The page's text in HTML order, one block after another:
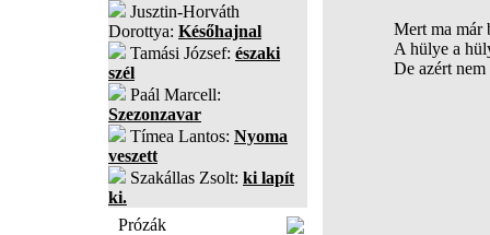
Jusztin-Horváth
Dorottya: Későhajnal
Tamási József: északi
szél
Paál Marcell:
Szezonzavar
Tímea Lantos: Nyoma
veszett
Szakállas Zsolt: ki lapít
ki.
Prózák
Mert ma már
A hülye a
De azért